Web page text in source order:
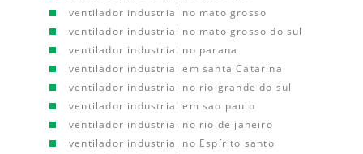
ventilador industrial no mato grosso
ventilador industrial no mato grosso do sul
ventilador industrial no parana
ventilador industrial em santa Catarina
ventilador industrial no rio grande do sul
ventilador industrial em sao paulo
ventilador industrial no rio de janeiro
ventilador industrial no Espírito santo